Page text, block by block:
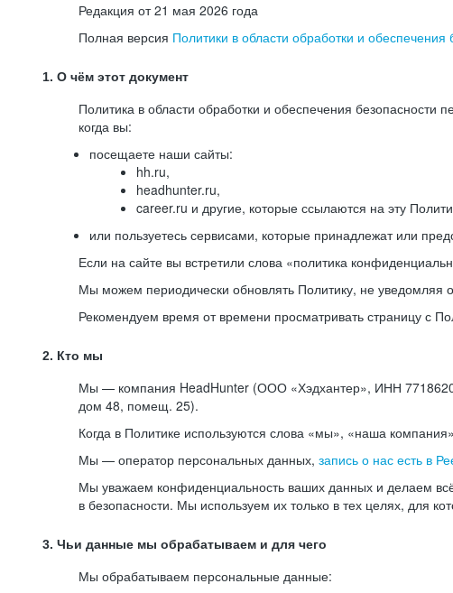
Редакция от 21 мая 2026 года
Полная версия Политики в области обработки и
1. О чём этот документ
Политика в области обработки и обеспечения
когда вы:
посещаете наши сайты:
hh.ru,
headhunter.ru,
career.ru и другие, которые ссылаются на эту
или пользуетесь сервисами, которые принадлежат или
Если на сайте вы встретили слова «политика
Мы можем периодически обновлять Политику, не уведомляя
Рекомендуем время от времени просматривать страницу с
2. Кто мы
Мы — компания HeadHunter (ООО «Хэдхантер», ИНН
дом 48, помещ. 25).
Когда в Политике используются слова «мы», «наша
Мы — оператор персональных данных, запись о нас есть в
Мы уважаем конфиденциальность ваших данных и делаем
в безопасности. Мы используем их только в тех целях, для
3. Чьи данные мы обрабатываем и для чего
Мы обрабатываем персональные данные: